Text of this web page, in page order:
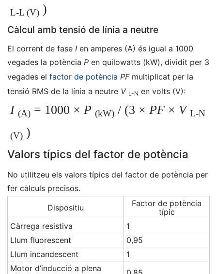
L-L (V) )
Càlcul amb tensió de línia a neutre
El corrent de fase I en amperes (A) és igual a 1000
vegades la potència P en quilowatts (kW), dividit per 3
vegades el factor de potència PFmultiplicat per la
tensió RMS de la línia a neutre V L-N en volts (V):
I (A) = 1000 × P (kW) / (3 × PF × VL-N
(V) )
Valors típics del factor de potència
No utilitzeu els valors típics del factor de potència per
fer càlculs precisos.
Dispositiu
Factor de potència
típic
Càrrega resistiva
1
Llum fluorescent
0,95
Llum incandescent
1
Motor d’inducció a plena